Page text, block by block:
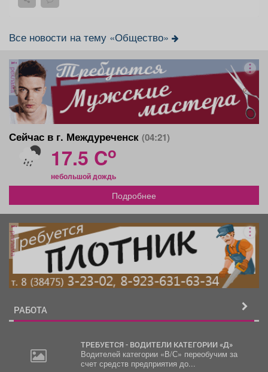
Все новости на тему «Общество»
реклама
Сейчас в г. Междуреченск (04:21)
17.5 Co
небольшой дождь
Подробнее
реклама
РАБОТА
ТРЕБУЕТСЯ - ВОДИТЕЛИ КАТЕГОРИИ «Д»
Водителей категории «В/С» переобучим за
счет средств предприятия до...